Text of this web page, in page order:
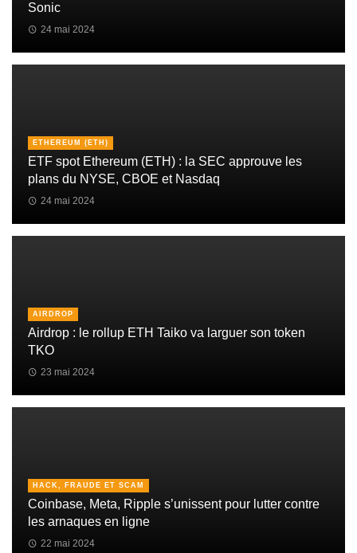
Sonic
24 mai 2024
ETHEREUM (ETH)
ETF spot Ethereum (ETH) : la SEC approuve les
plans du NYSE, CBOE et Nasdaq
24 mai 2024
AIRDROP
Airdrop : le rollup ETH Taiko va larguer son token
TKO
23 mai 2024
HACK, FRAUDE ET SCAM
Coinbase, Meta, Ripple s’unissent pour lutter contre
les arnaques en ligne
22 mai 2024